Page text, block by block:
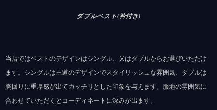
ダブルベスト(衿付き)
当店ではベストのデザインはシングル、又はダブルからお選びいただけ
ます。シングルは王道のデザインでスタイリッシュな雰囲気、ダブルは
胸回りに重厚感が出てカッチリとした印象を与えます。服地の雰囲気に
合わせていただくとコーディネートに深みが出ます。